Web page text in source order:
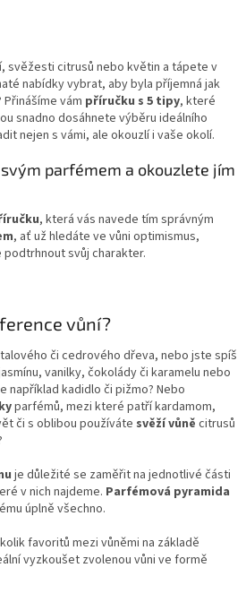
svěžesti citrusů nebo květin a tápete v
nabídky vybrat, aby byla příjemná jak
vám příručku s 5 tipy, které
snadno dosáhnete výběru ideálního
nejen s vámi, ale okouzlí i vaše okolí.
parfémem a okouzlete jím
, která vás navede tím správným
, ať už hledáte ve vůni optimismus,
svůj charakter.
vůní?
či cedrového dřeva, nebo jste spíš
vanilky, čokolády či karamelu nebo
například kadidlo či pižmo? Nebo
parfémů, mezi které patří kardamom,
či s oblibou používáte svěží vůně citrusů
je důležité se zaměřit na jednotlivé části
v nich najdeme. Parfémová pyramida
úplně všechno.
favoritů mezi vůněmi na základě
vyzkoušet zvolenou vůni ve formě